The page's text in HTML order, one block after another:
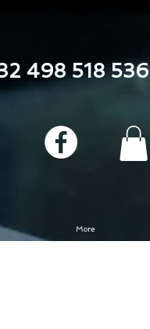
498 518 536
More